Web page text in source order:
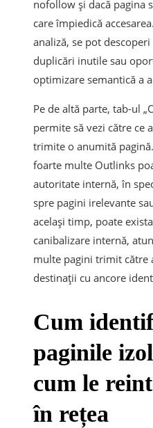
nofollow și dacă pagina
care împiedică
analiză, se pot
duplicări inutile sau
optimizare semantică a
Pe de altă parte, tab-ul
permite să vezi către ce
trimite o anumită
foarte multe Outlinks
autoritate internă, în
spre pagini irelevante
același timp, poate
canibalizare internă,
multe pagini trimit către
destinații cu ancore
Cum
paginile
cum le
în rețea